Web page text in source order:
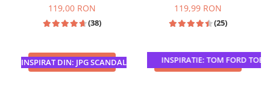
INSPIRAT DIN: JPG SCANDAL
119,00 RON
(38)
ADAUGA IN COS INSPIRATIE: TOM FORD
119,99 RON
(25)
ADAUGA IN COS